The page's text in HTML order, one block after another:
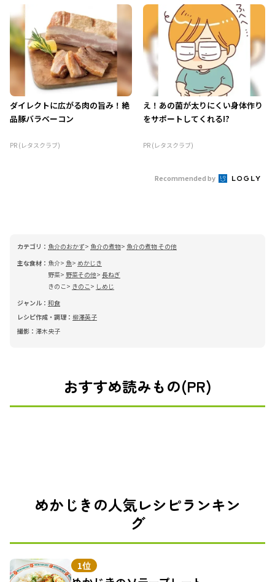
ダイレクトに広がる肉の旨み！絶
品豚バラベーコン
PR (レタスクラブ)
え！あの菌が太りにくい身体作り
をサポートしてくれる!?
PR (レタスクラブ)
Recommended by
カテゴリ： 魚介のおかず 魚介の煮物
魚介の煮物 その他
主な食材： 魚介 魚
めかじき
野菜
野菜その他 長ねぎ
きのこ
きのこ
しめじ
ジャンル： 和食
レシピ作成・調理： 柳澤英子
撮影： 澤木央子
おすすめ読みもの(PR)
めかじきの人気レシピランキン
グ
1位